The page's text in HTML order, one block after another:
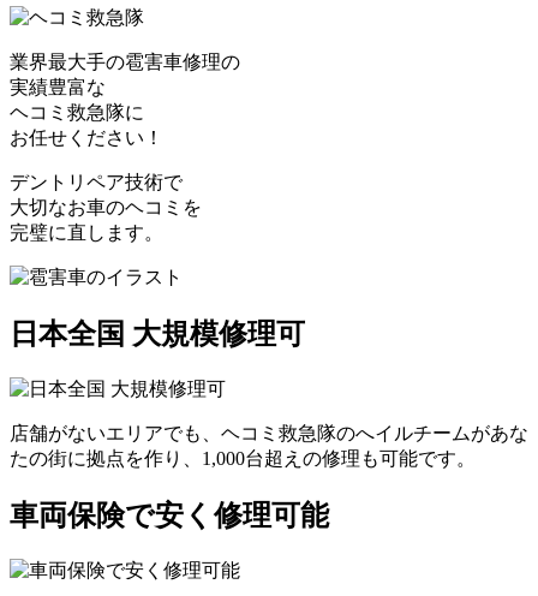
業界最大手の雹害車修理の
実績豊富な
ヘコミ救急隊に
お任せください！
デントリペア技術で
大切なお車のヘコミを
完璧に直します。
日本全国 大規模修理可
店舗がないエリアでも、ヘコミ救急隊のへイルチームがあな
たの街に拠点を作り、1,000台超えの修理も可能です。
車両保険で安く修理可能